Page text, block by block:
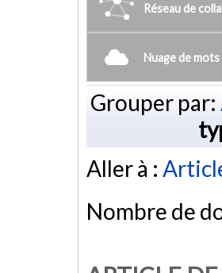
Réseau de
Nuage de mots
Grouper par:
Aller à :
Nombre de